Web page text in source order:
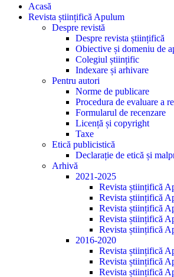
Acasă
Revista științifică Apulum
Despre revistă
Despre revista științifică
Obiective și domeniu de
Colegiul științific
Indexare și arhivare
Pentru autori
Norme de publicare
Procedura de evaluare a
Formularul de recenzare
Licență și copyright
Taxe
Etică publicistică
Declarație de etică și
Arhivă
2021-2025
Revista științifică
Revista științifică
Revista științifică
Revista științifică
Revista științifică
2016-2020
Revista științifică
Revista științifică
Revista științifică